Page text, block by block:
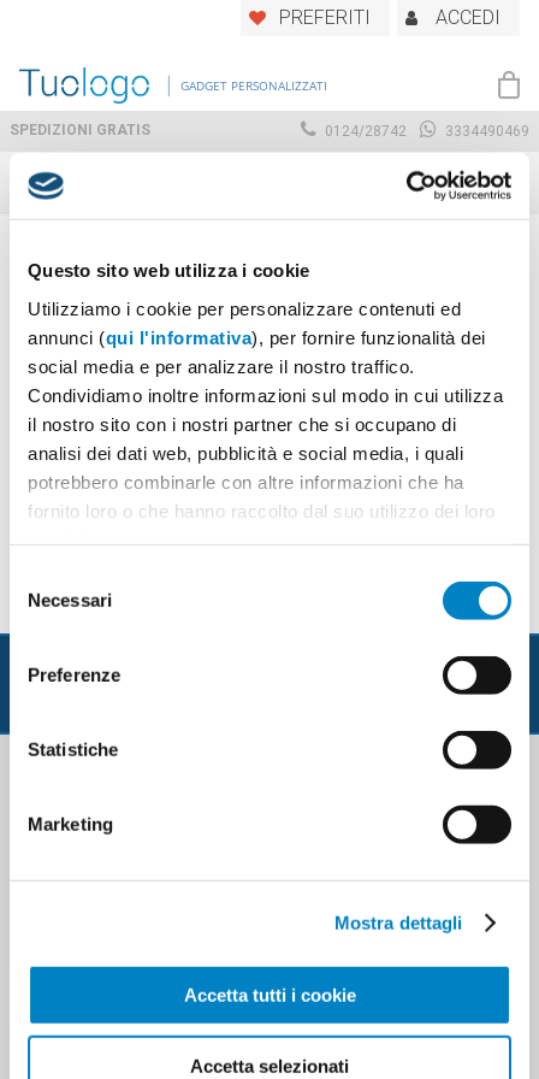
Questo sito web utilizza i cookie
Utilizziamo i cookie per personalizzare contenuti ed
annunci (qui l'informativa), per fornire funzionalità dei
social media e per analizzare il nostro traffico.
Condividiamo inoltre informazioni sul modo in cui utilizza
il nostro sito con i nostri partner che si occupano di
analisi dei dati web, pubblicità e social media, i quali
potrebbero combinarle con altre informazioni che ha
fornito loro o che hanno raccolto dal suo utilizzo dei loro
del
consenso
Necessari
Preferenze
Statistiche
Marketing
Mostra dettagli
Accetta tutti i cookie
Accetta selezionati
main
PREFERITI ACCEDI
GADGET PERSONALIZZATI
SPEDIZIONI GRATIS 0124/28742 3334490469
Home Prodotto Material
I nostri uffici sono aperti dalle 09:00 alle 13.00 e
Whatsapp: 333/4490469
info@tuologo.com
TUOLOGO S.R.L.